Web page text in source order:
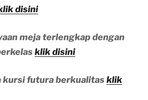
disini
meja terlengkap dengan
klik disini
kursi futura berkualitas klik